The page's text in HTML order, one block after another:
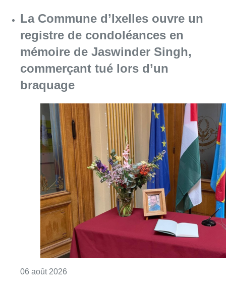
La Commune d’Ixelles ouvre un
registre de condoléances en
mémoire de Jaswinder Singh,
commerçant tué lors d’un
braquage
06 août 2026